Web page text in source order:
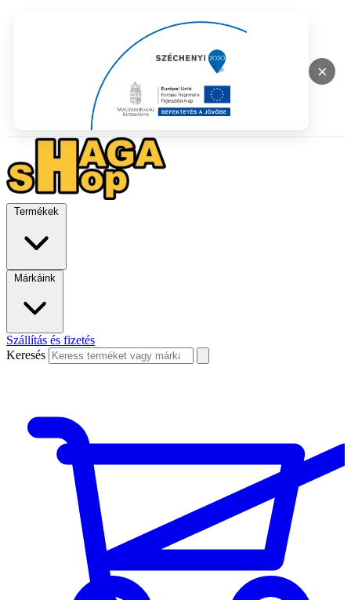
×
Termékek
Márkáink
Szállítás és fizetés
Keresés